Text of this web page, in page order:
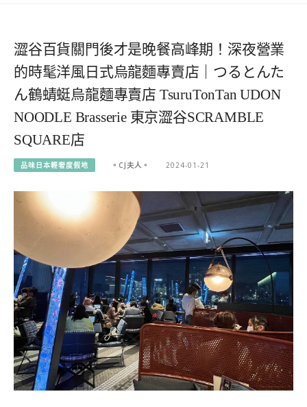
澀谷百貨關門後才是晚餐高峰期！深夜營業
的時髦洋風日式烏龍麵專賣店｜つるとんた
ん鶴蜻蜓烏龍麵專賣店 TsuruTonTan UDON
NOODLE Brasserie 東京澀谷SCRAMBLE
SQUARE店
品味日本輕奢度假地 。CJ夫人。 2024-01-21